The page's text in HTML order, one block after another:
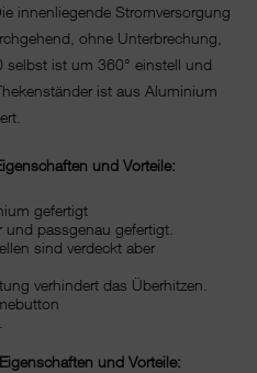
innenliegende Stromversorgung
ohne Unterbrechung,
selbst ist um 360° einstell und
ist aus Aluminium
und Vorteile:
gefertigt
passgenau gefertigt.
sind verdeckt aber
verhindert das Überhitzen.
und Vorteile: